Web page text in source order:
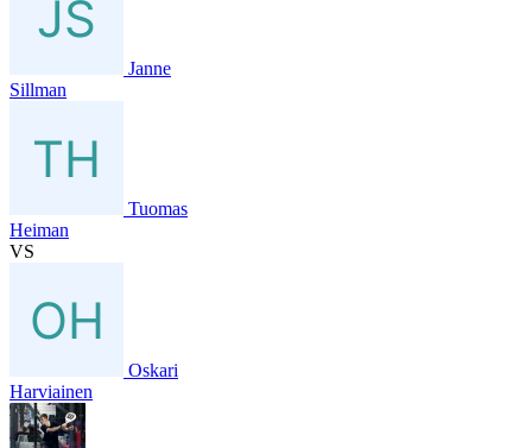
Janne
Sillman
Tuomas
Heiman
VS
Oskari
Harviainen